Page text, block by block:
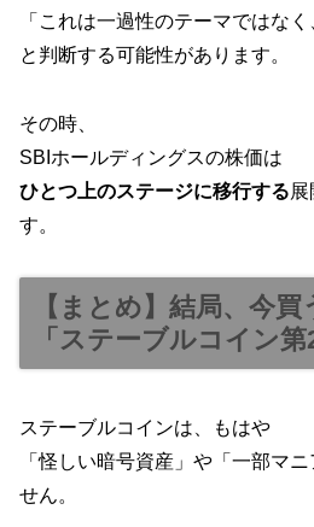
「これは一過性のテーマではな
と判断する可能性があります。
その時、
SBIホールディングスの株価は
ひとつ上のステージに移行する
す。
【まとめ】結局、今
「ステーブルコイン第
ステーブルコインは、もはや
「怪しい暗号資産」や「一部マ
せん。